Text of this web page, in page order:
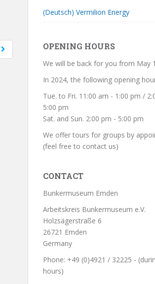
(Deutsch) Vermilion Energy
OPENING HOURS
We will be back for you from May
In 2024, the following opening
Tue. to Fri. 11:00 am - 1:00 pm /
5:00 pm
Sat. and Sun. 2:00 pm - 5:00 pm
We offer tours for groups by
(feel free to contact us)
CONTACT
Bunkermuseum Emden
Arbeitskreis Bunkermuseum e.V.
Holzsägerstraße 6
26721 Emden
Germany
Phone: +49 (0)4921 / 32225 -
hours)